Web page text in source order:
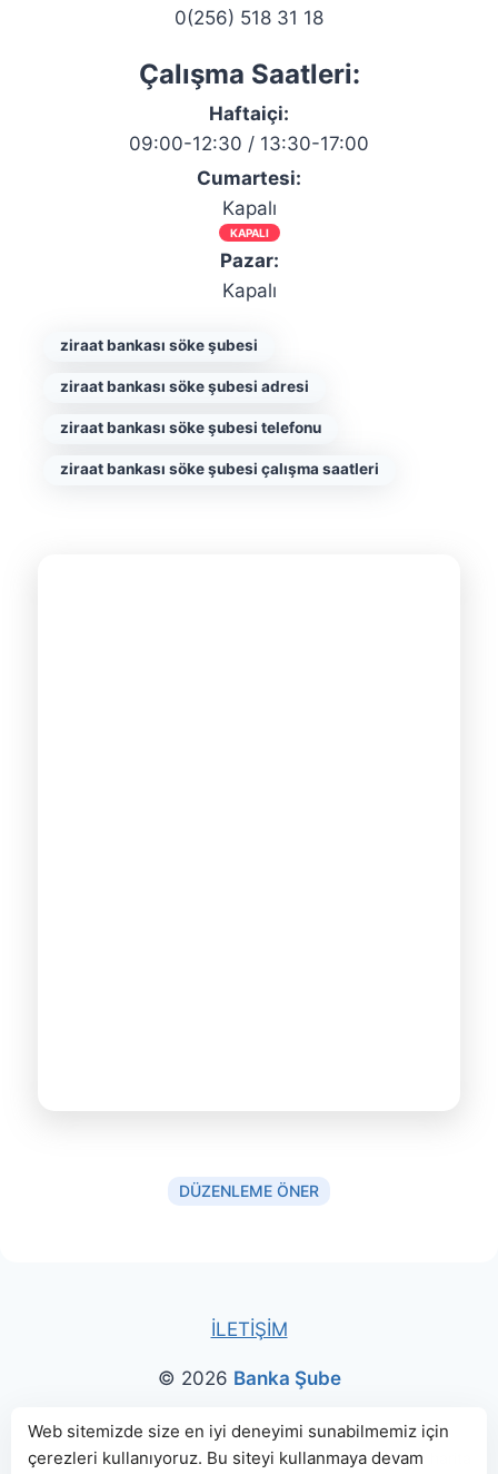
0(256) 518 31 18
Çalışma Saatleri:
Haftaiçi:
09:00-12:30 / 13:30-17:00
Cumartesi:
Kapalı
KAPALI
Pazar:
Kapalı
ziraat bankası söke şubesi
ziraat bankası söke şubesi adresi
ziraat bankası söke şubesi telefonu
ziraat bankası söke şubesi çalışma saatleri
DÜZENLEME ÖNER
İLETİŞİM
© 2026 Banka Şube
Bu sitede paylaşılan banka bilgileri için kaynak olarak
genellikle TBBveBDDKweb sitelerinden faydalanılmış, harita
Web sitemizde size en iyi deneyimi sunabilmemiz için
çerezleri kullanıyoruz. Bu siteyi kullanmaya devam